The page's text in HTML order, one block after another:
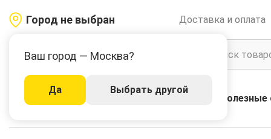
Город не выбран
Ваш город — Москва?
Да Выбрать другой
Доставка и оплата
Каталог Акции